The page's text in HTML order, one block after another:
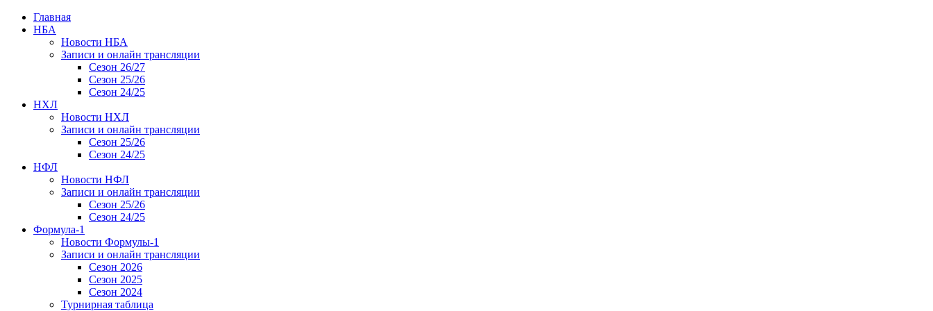
Главная
НБА
Новости НБА
Записи и онлайн трансляции
Сезон 26/27
Сезон 25/26
Сезон 24/25
НХЛ
Новости НХЛ
Записи и онлайн трансляции
Сезон 25/26
Сезон 24/25
НФЛ
Новости НФЛ
Записи и онлайн трансляции
Сезон 25/26
Сезон 24/25
Формула-1
Новости Формулы-1
Записи и онлайн трансляции
Сезон 2026
Сезон 2025
Сезон 2024
Турнирная таблица